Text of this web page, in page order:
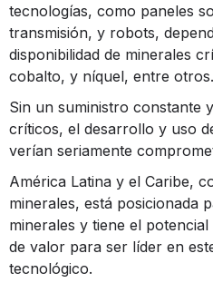
tecnologías, como paneles
transmisión, y robots,
disponibilidad de minerales
cobalto, y níquel, entre otros.
Sin un suministro constante
críticos, el desarrollo y uso
verían seriamente
América Latina y el Caribe,
minerales, está posicionada
minerales y tiene el
de valor para ser líder en
tecnológico.